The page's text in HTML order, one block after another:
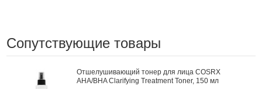
Сопутствующие товары
Отшелушивающий тонер для лица COSRX
AHA/BHA Clarifying Treatment Toner, 150 мл